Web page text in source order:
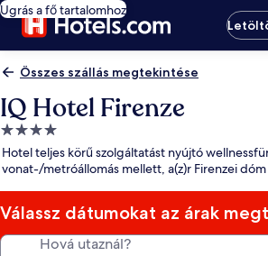
Ugrás a fő tartalomhoz
Összes szállás megtekintése
IQ Hotel Firenze
4.0
csillagos
szálláshely
Hotel teljes körű szolgáltatást nyújtó
vonat-/metróállomás mellett, a(z)r Firenzei
Válassz dátumokat az árak
Hová utaznál?